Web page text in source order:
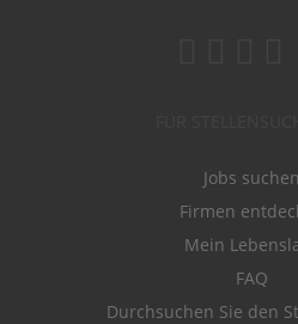
Jobs suchen
Firmen
Mein
FAQ
Durchsuchen Sie den